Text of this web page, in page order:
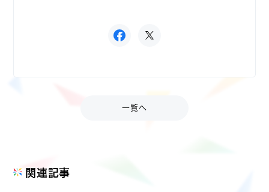
一覧へ
関連記事